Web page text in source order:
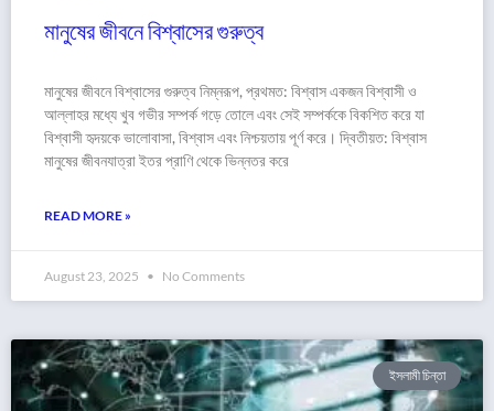
মানুষের জীবনে বিশ্বাসের গুরুত্ব
মানুষের জীবনে বিশ্বাসের গুরুত্ব নিম্নরূপ, প্রথমত: বিশ্বাস একজন বিশ্বাসী ও
আল্লাহর মধ্যে খুব গভীর সম্পর্ক গড়ে তোলে এবং সেই সম্পর্ককে বিকশিত করে যা
বিশ্বাসী হৃদয়কে ভালোবাসা, বিশ্বাস এবং নিশ্চয়তায় পূর্ণ করে। দ্বিতীয়ত: বিশ্বাস
মানুষের জীবনযাত্রা ইতর প্রাণি থেকে ভিন্নতর করে
READ MORE »
August 23, 2025 No Comments
ইসলামী চিন্তা